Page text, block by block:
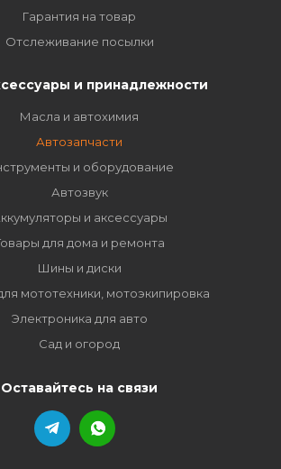
Гарантия на товар
Отслеживание посылки
и принадлежности
Масла и автохимия
Автозапчасти
и оборудование
Автозвук
и аксессуары
для дома и ремонта
Шины и диски
мототехники, мотоэкипировка
Электроника для авто
Сад и огород
Оставайтесь на связи